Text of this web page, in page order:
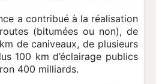
a contribué à la réalisation
(bitumées ou non), de
de caniveaux, de plusieurs
100 km d’éclairage publics
400 milliards.